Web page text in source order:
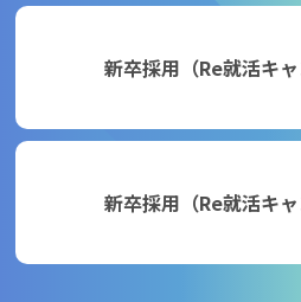
新卒採用（Re就活キャ
新卒採用（Re就活キャ